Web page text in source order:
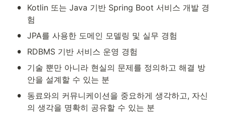
•
Kotlin 또는 Java 기반 Spring Boot 서비스 개발 경
험
• JPA를 사용한 도메인 모델링 및 실무 경험
• RDBMS 기반 서비스 운영 경험
•
기술 뿐만 아니라 현실의 문제를 정의하고 해결 방
안을 설계할 수 있는 분
•
동료와의 커뮤니케이션을 중요하게 생각하고, 자신
의 생각을 명확히 공유할 수 있는 분